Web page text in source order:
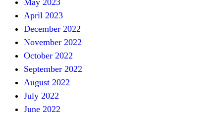
May 2023
April 2023
December 2022
November 2022
October 2022
September 2022
August 2022
July 2022
June 2022